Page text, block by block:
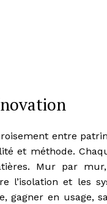
entre
et méthode.
Mur par
l’isolation et les
gagner en usage,